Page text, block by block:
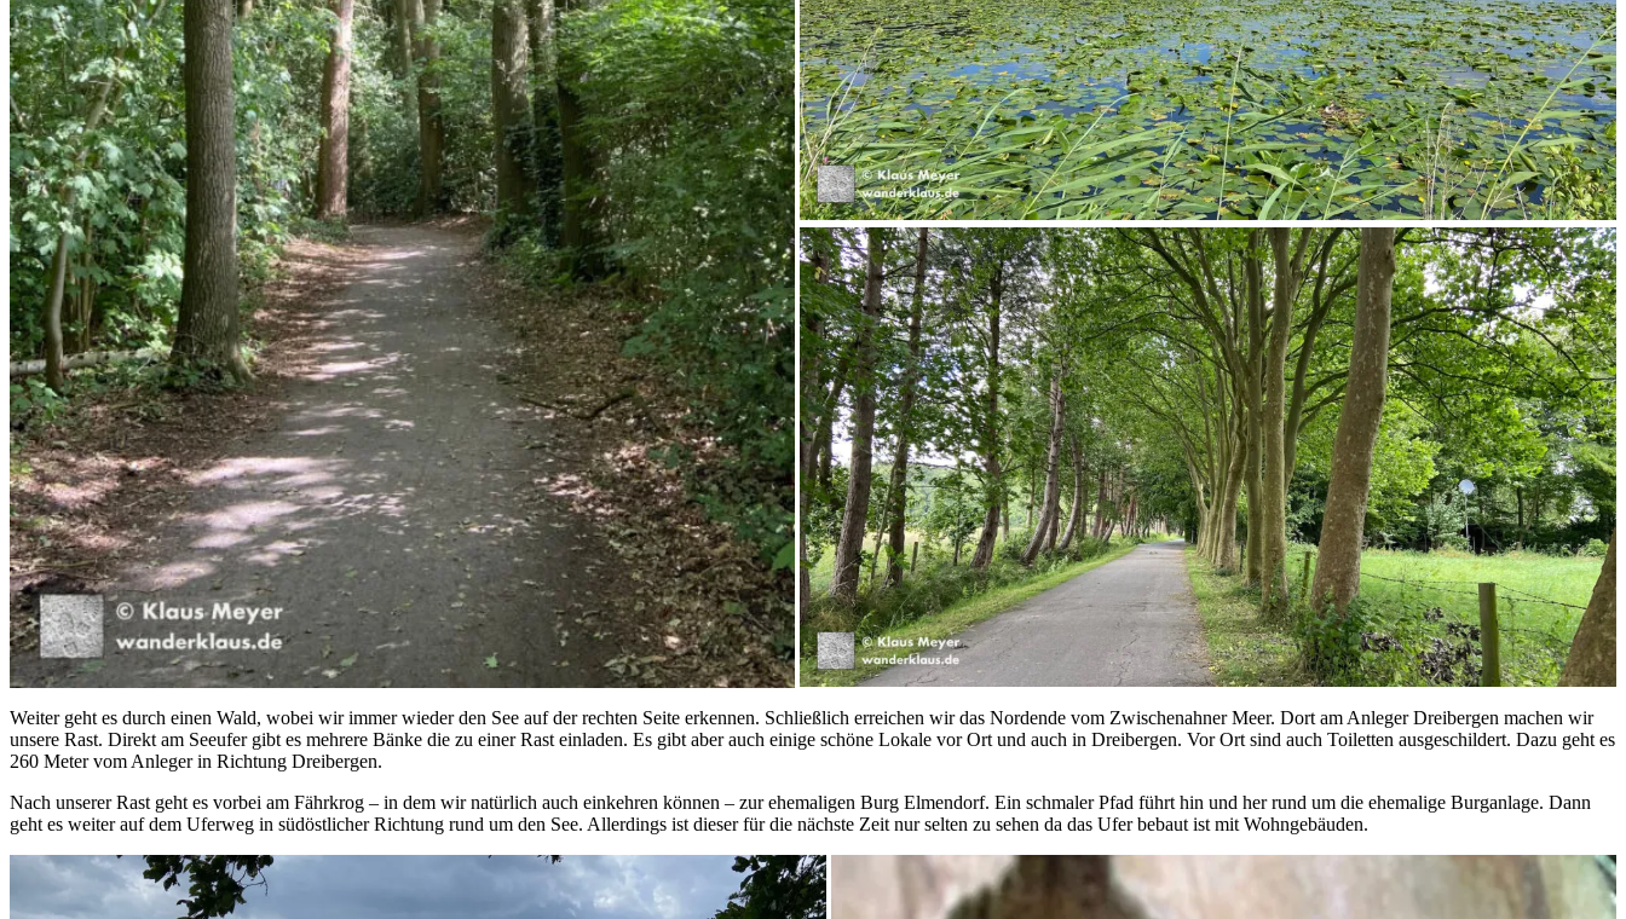
Weiter geht es durch einen Wald, wobei wir immer wieder den See auf der rechten Seite erkennen. Schließlich erreichen wir das Nordende vom Zwischenahner Meer. Dort am Anleger Dreibergen machen wir
unsere Rast. Direkt am Seeufer gibt es mehrere Bänke die zu einer Rast einladen. Es gibt aber auch einige schöne Lokale vor Ort und auch in Dreibergen. Vor Ort sind auch Toiletten ausgeschildert. Dazu geht es
260 Meter vom Anleger in Richtung Dreibergen.
Nach unserer Rast geht es vorbei am Fährkrog – in dem wir natürlich auch einkehren können – zur ehemaligen Burg Elmendorf. Ein schmaler Pfad führt hin und her rund um die ehemalige Burganlage. Dann
geht es weiter auf dem Uferweg in südöstlicher Richtung rund um den See. Allerdings ist dieser für die nächste Zeit nur selten zu sehen da das Ufer bebaut ist mit Wohngebäuden.